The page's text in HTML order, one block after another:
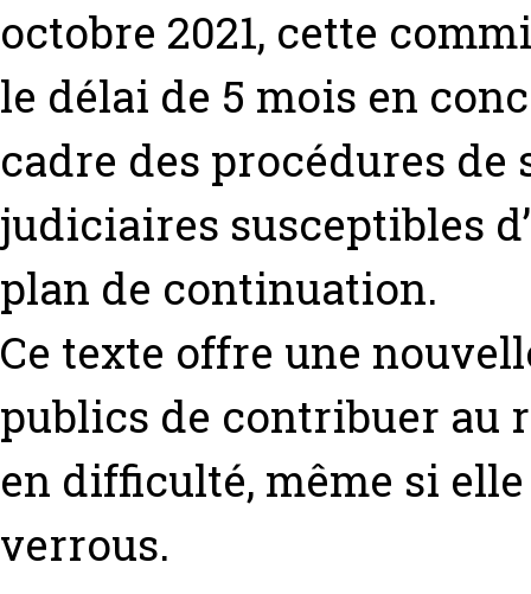
octobre 2021, cette
le délai de 5 mois en
cadre des procédures
judiciaires susceptibles
plan de continuation.
Ce texte offre une
publics de contribuer au
en difficulté, même si elle
verrous.